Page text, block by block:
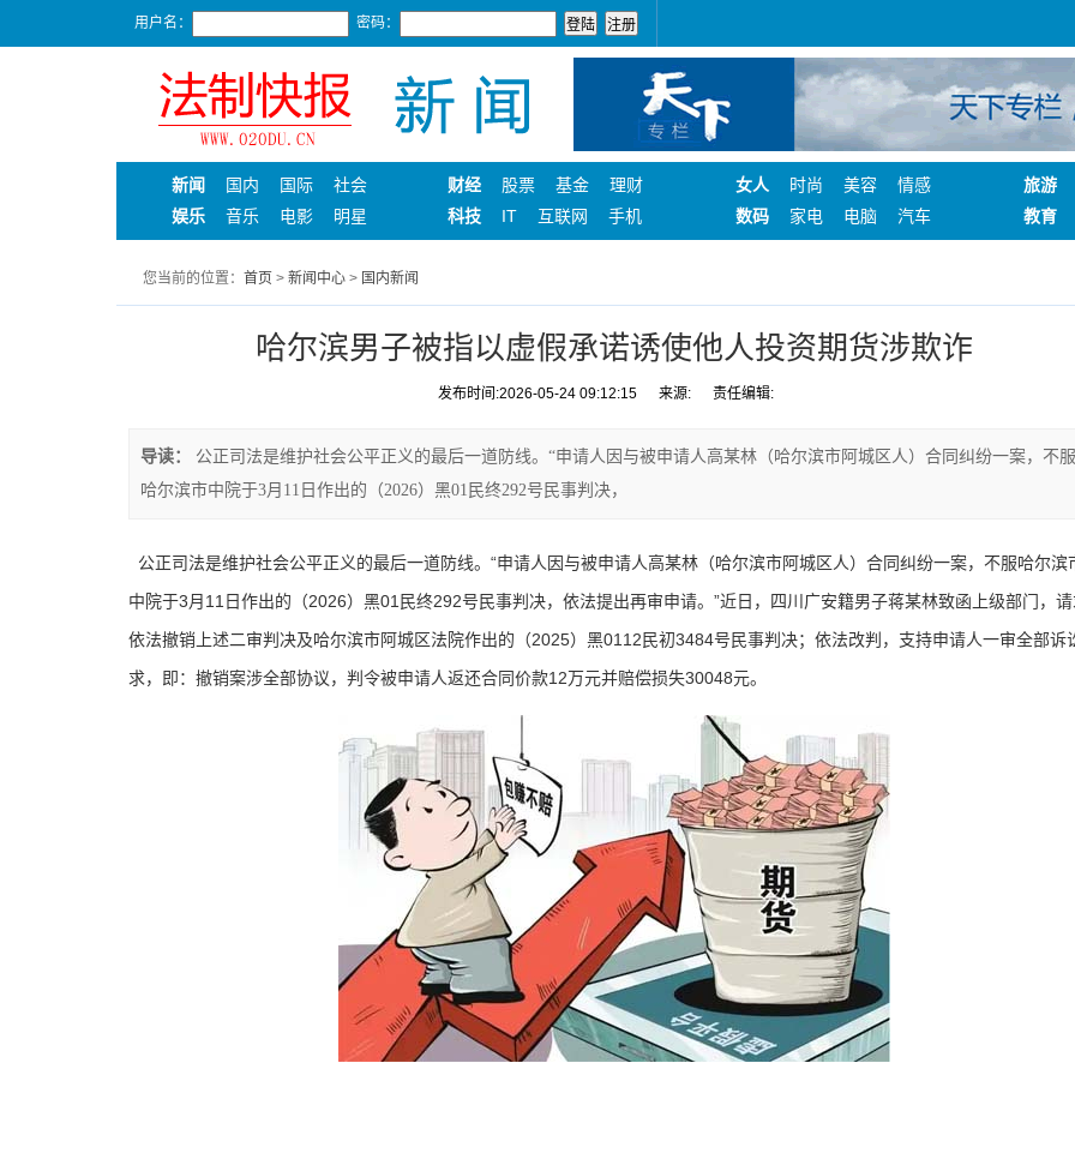
用户名： 密码：
新闻 国内 国际
社会
娱乐
音乐 电影 明星
财经 股票 基金
理财
科技
IT 互联网 手机
女人 时尚 美容
情感
数码
家电 电脑 汽车
旅游
教育
您当前的位置： 首页 > 新闻中心 > 国内新闻
哈尔滨男子被指以虚假承诺诱使他人投资期货涉欺诈
发布时间:2026-05-24 09:12:15 来源: 责任编辑:
导读：
公正司法是维护社会公平正义的最后一道防线。“申请人因与被申请人高某林（哈尔滨市阿城区人）合同纠纷一案，不服
哈尔滨市中院于3月11日作出的（2026）黑01民终292号民事判决，
公正司法是维护社会公平正义的最后一道防线。“申请人因与被申请人高某林（哈尔滨市阿城区人）合同纠纷一案，不服哈尔滨
中院于3月11日作出的（2026）黑01民终292号民事判决，依法提出再审申请。”近日，四川广安籍男子蒋某林致函上级部门，
依法撤销上述二审判决及哈尔滨市阿城区法院作出的（2025）黑0112民初3484号民事判决；依法改判，支持申请人一审全部诉
求，即：撤销案涉全部协议，判令被申请人返还合同价款12万元并赔偿损失30048元。